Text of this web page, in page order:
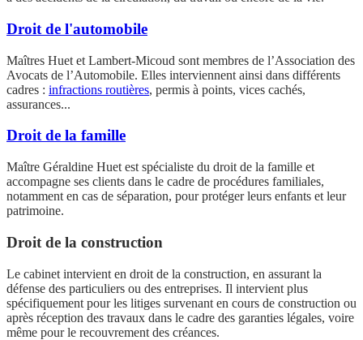
Droit de l'automobile
Maîtres Huet et Lambert-Micoud sont membres de l’Association des
Avocats de l’Automobile. Elles interviennent ainsi dans différents
cadres : infractions routières, permis à points, vices cachés,
assurances...
Droit de la famille
Maître Géraldine Huet est spécialiste du droit de la famille et
accompagne ses clients dans le cadre de procédures familiales,
notamment en cas de séparation, pour protéger leurs enfants et leur
patrimoine.
Droit de la construction
Le cabinet intervient en droit de la construction, en assurant la
défense des particuliers ou des entreprises. Il intervient plus
spécifiquement pour les litiges survenant en cours de construction ou
après réception des travaux dans le cadre des garanties légales, voire
même pour le recouvrement des créances.